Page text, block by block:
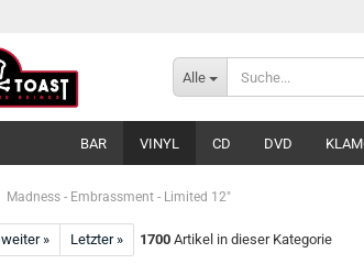
Alle
BAR VINYL CD DVD
Madness - Embrassment - Limited 12"
weiter » Letzter » 1700 Artikel in dieser Kategorie